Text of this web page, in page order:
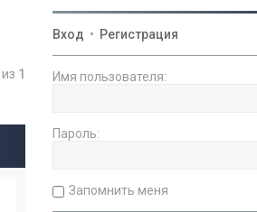
из 1
Вход • Регистрация
Имя пользователя:
Пароль:
Запомнить меня